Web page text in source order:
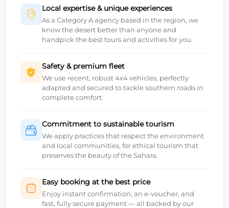
Local expertise & unique experiences
As a Category A agency based in the region, we
know the desert better than anyone and
handpick the best tours and activities for you.
Safety & premium fleet
We use recent, robust 4x4 vehicles, perfectly
adapted and secured to tackle southern roads in
complete comfort.
Commitment to sustainable tourism
We apply practices that respect the environment
and local communities, for ethical tourism that
preserves the beauty of the Sahara.
Easy booking at the best price
Enjoy instant confirmation, an e-voucher, and
fast, fully secure payment — all backed by our